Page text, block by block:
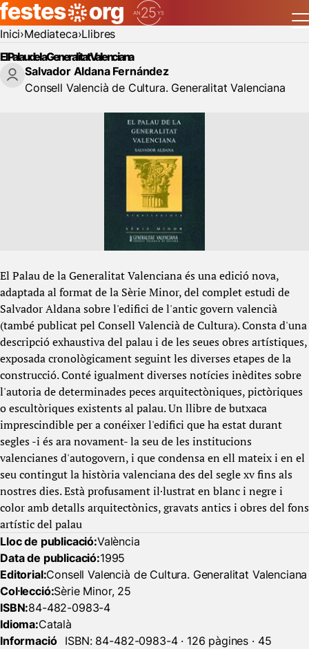
Inici Mediateca Llibres
El Palau de la Generalitat Valenciana
Salvador Aldana Fernández
Consell Valencià de Cultura. Generalitat Valenciana
El Palau de la Generalitat Valenciana és una edició nova,
adaptada al format de la Sèrie Minor, del complet estudi de
Salvador Aldana sobre l'edifici de l'antic govern valencià
(també publicat pel Consell Valencià de Cultura). Consta d'una
descripció exhaustiva del palau i de les seues obres artístiques,
exposada cronològicament seguint les diverses etapes de la
construcció. Conté igualment diverses notícies inèdites sobre
l'autoria de determinades peces arquitectòniques, pictòriques
o escultòriques existents al palau. Un llibre de butxaca
imprescindible per a conéixer l'edifici que ha estat durant
segles -i és ara novament- la seu de les institucions
valencianes d'autogovern, i que condensa en ell mateix i en el
seu contingut la història valenciana des del segle xv fins als
nostres dies. Està profusament il·lustrat en blanc i negre i
color amb detalls arquitectònics, gravats antics i obres del fons
artístic del palau
Lloc de publicació:València
Data de publicació:1995
Editorial:Consell Valencià de Cultura. Generalitat Valenciana
Col·lecció:Sèrie Minor, 25
ISBN:84-482-0983-4
Idioma:Català
Informació
ISBN: 84-482-0983-4 · 126 pàgines · 45